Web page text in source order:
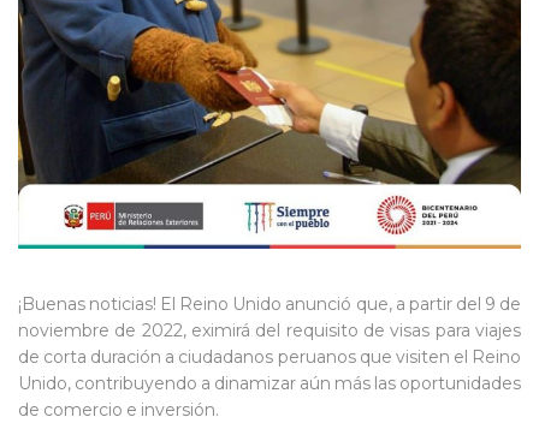
¡Buenas noticias! El Reino Unido anunció que, a partir del 9 de
noviembre de 2022, eximirá del requisito de visas para viajes
de corta duración a ciudadanos peruanosque visiten el Reino
Unido, contribuyendo a dinamizar aún más las oportunidades
de comercio e inversión.